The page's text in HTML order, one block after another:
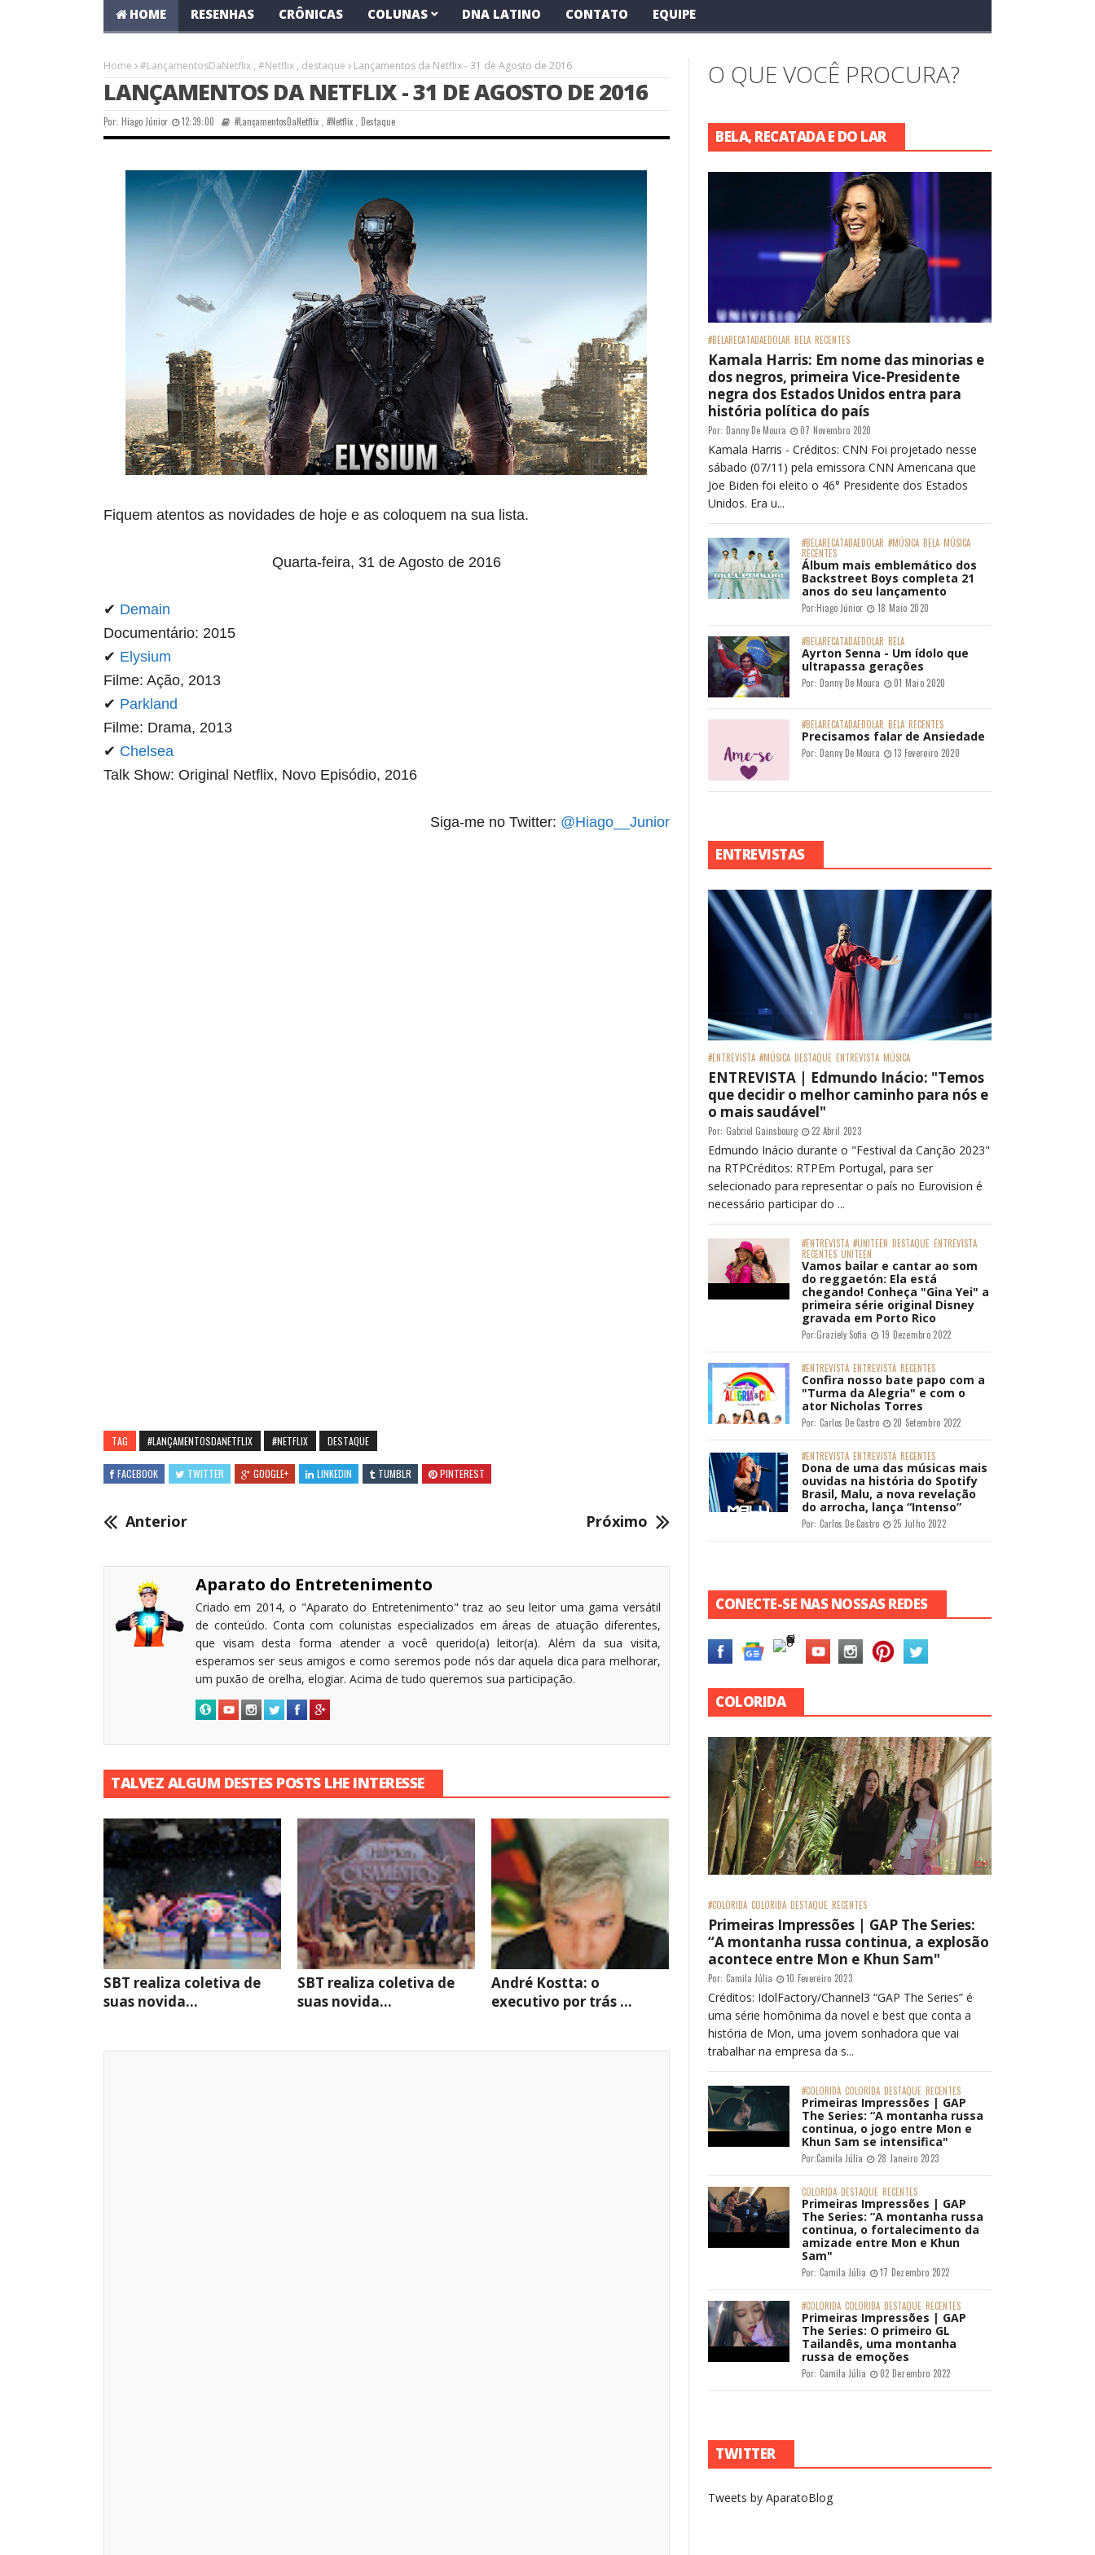
HOME RESENHAS CRÔNICAS COLUNAS DNA LATINO CONTATO EQUIPE
Home #LançamentosDaNetflix , #Netflix , destaque Lançamentos da Netflix - 31 de Agosto de 2016
LANÇAMENTOS DA NETFLIX - 31 DE AGOSTO DE 2016
Por: Hiago Júnior 12:39:00 #LançamentosDaNetflix ,#Netflix Destaque
Fiquem atentos as novidades de hoje e as coloquem na sua lista.
Quarta-feira, 31 de Agosto de 2016
✔ Demain
Documentário: 2015
✔ Elysium
Filme: Ação, 2013
✔ Parkland
Filme: Drama, 2013
✔ Chelsea
Talk Show: Original Netflix, Novo Episódio, 2016
Siga-me no Twitter: @Hiago__Junior
TAG #LANÇAMENTOSDANETFLIX #NETFLIX DESTAQUE
FACEBOOK TWITTER GOOGLE+ LINKEDIN TUMBLR PINTEREST
Anterior Próximo
Aparato do Entretenimento
Criado em 2014, o "Aparato do Entretenimento" traz ao seu leitor uma gama versátil
de conteúdo. Conta com colunistas especializados em áreas de atuação diferentes,
que visam desta forma atender a você querido(a) leitor(a). Além da sua visita,
esperamos ser seus amigos e como seremos pode nós dar aquela dica para melhorar,
um puxão de orelha, elogiar. Acima de tudo queremos sua participação.
TALVEZ ALGUM DESTES POSTS LHE INTERESSE
SBT realiza coletiva de
suas novida...
SBT realiza coletiva de
suas novida...
André Kostta: o
executivo por trás ...
O QUE VOCÊ PROCURA?
BELA, RECATADA E DO LAR
#BELARECATADAEDOLAR BELA RECENTES
Kamala Harris: Em nome das minorias e
dos negros, primeira Vice-Presidente
negra dos Estados Unidos entra para
história política do país
Por: Danny De Moura 07 Novembro 2020
Kamala Harris - Créditos: CNN Foi projetado nesse
sábado (07/11) pela emissora CNN Americana que
Joe Biden foi eleito o 46° Presidente dos Estados
Unidos. Era u...
#BELARECATADAEDOLAR #MÚSICA BELA MÚSICA
RECENTES
Álbum mais emblemático dos
Backstreet Boys completa 21
anos do seu lançamento
Por:Hiago Júnior 18 Maio 2020
#BELARECATADAEDOLAR BELA
Ayrton Senna - Um ídolo que
ultrapassa gerações
Por: Danny De Moura 01 Maio 2020
#BELARECATADAEDOLAR BELA RECENTES
Precisamos falar de Ansiedade
Por: Danny De Moura 13 Fevereiro 2020
ENTREVISTAS
#ENTREVISTA #MÚSICA DESTAQUE ENTREVISTA MÚSICA
ENTREVISTA | Edmundo Inácio: "Temos
que decidir o melhor caminho para nós e
o mais saudável"
Por: Gabriel Gainsbourg 22 Abril 2023
Edmundo Inácio durante o "Festival da Canção 2023"
na RTPCréditos: RTPEm Portugal, para ser
selecionado para representar o país no Eurovision é
necessário participar do ...
#ENTREVISTA #UNITEEN DESTAQUE ENTREVISTA
RECENTES UNITEEN
Vamos bailar e cantar ao som
do reggaetón: Ela está
chegando! Conheça "Gina Yei" a
primeira série original Disney
gravada em Porto Rico
Por:Graziely Sofia 19 Dezembro 2022
#ENTREVISTA ENTREVISTA RECENTES
Confira nosso bate papo com a
"Turma da Alegria" e com o
ator Nicholas Torres
Por: Carlos De Castro 20 Setembro 2022
#ENTREVISTA ENTREVISTA RECENTES
Dona de uma das músicas mais
ouvidas na história do Spotify
Brasil, Malu, a nova revelação
do arrocha, lança “Intenso”
Por: Carlos De Castro 25 Julho 2022
CONECTE-SE NAS NOSSAS REDES
COLORIDA
#COLORIDA COLORIDA DESTAQUE RECENTES
Primeiras Impressões | GAP The Series:
“A montanha russa continua, a explosão
acontece entre Mon e Khun Sam"
Por: Camila Júlia 10 Fevereiro 2023
Créditos: IdolFactory/Channel3 “GAP The Series” é
uma série homônima da novel e best que conta a
história de Mon, uma jovem sonhadora que vai
trabalhar na empresa da s...
#COLORIDA COLORIDA DESTAQUE RECENTES
Primeiras Impressões | GAP
The Series: “A montanha russa
continua, o jogo entre Mon e
Khun Sam se intensifica"
Por:Camila Júlia 28 Janeiro 2023
COLORIDA DESTAQUE RECENTES
Primeiras Impressões | GAP
The Series: “A montanha russa
continua, o fortalecimento da
amizade entre Mon e Khun
Sam"
Por: Camila Júlia 17 Dezembro 2022
#COLORIDA COLORIDA DESTAQUE RECENTES
Primeiras Impressões | GAP
The Series: O primeiro GL
Tailandês, uma montanha
russa de emoções
Por: Camila Júlia 02 Dezembro 2022
TWITTER
Tweets by AparatoBlog